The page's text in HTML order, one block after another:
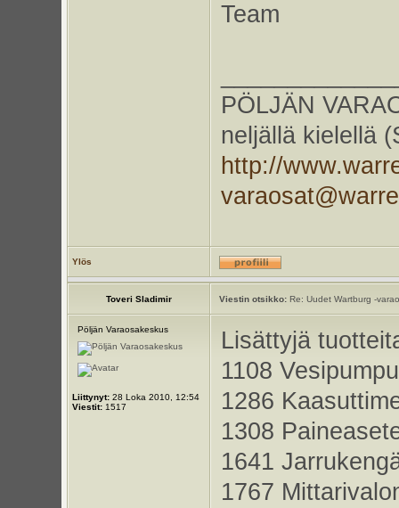
Team
PÖLJÄN
neljällä kielellä
http://
Ylös
Toveri Sladimir Viestin otsikko:Re: Uudet Wartburg -
Pöljän Varaosakeskus
Liittynyt:28 Loka 2010, 12:54
Viestit:1517
Lisättyjä
1108
1286
1308
1641
1767